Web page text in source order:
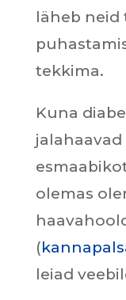
läheb neid
tekkima.
Kuna
jalahaavad
olemas
(
leiad